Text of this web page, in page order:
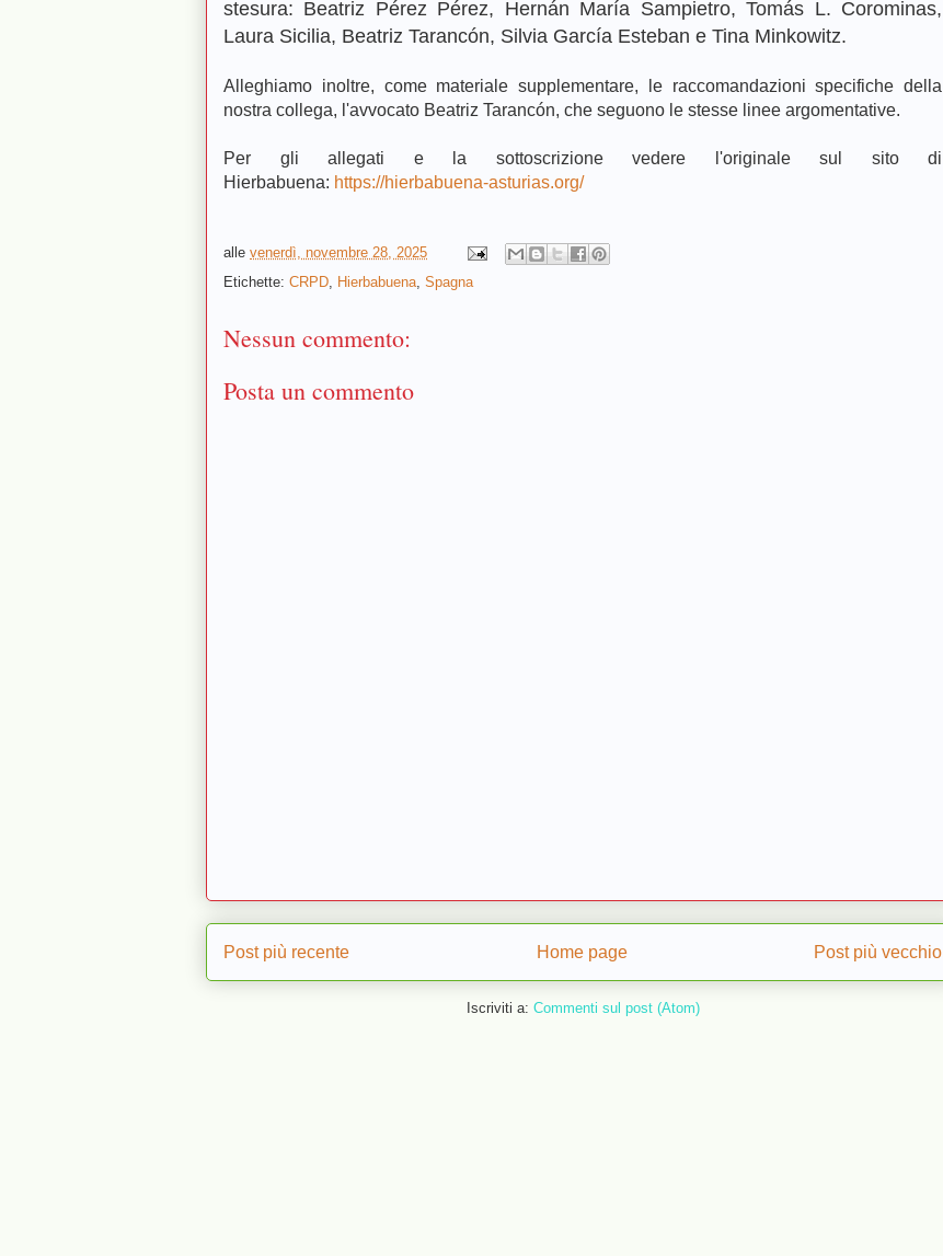
stesura: Beatriz Pérez Pérez, Hernán María Sampietro, Tomás L. Corominas,
Laura Sicilia, Beatriz Tarancón, Silvia García Esteban e Tina Minkowitz.
Alleghiamo inoltre, come materiale supplementare, le raccomandazioni specifiche della
nostra collega, l'avvocato Beatriz Tarancón, che seguono le stesse linee argomentative.
Per gli allegati e la sottoscrizione vedere l'originale sul sito di
Hierbabuena: https://hierbabuena-asturias.org/
alle venerdì, novembre 28, 2025
Etichette: CRPD Hierbabuena Spagna
Nessun commento:
Posta un commento
Post più recente Post più vecchio
Home page
Iscriviti a: Commenti sul post (Atom)